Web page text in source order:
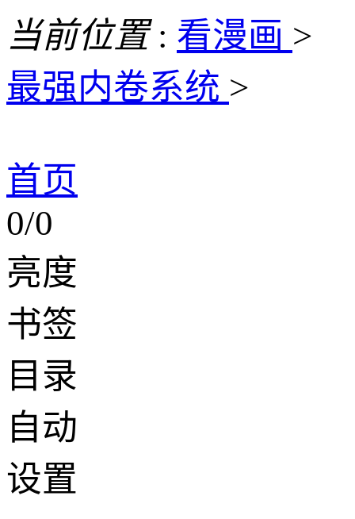
当前位置: 看漫画 >
最强内卷系统 >
首页
0/0
亮度
书签
目录
自动
设置